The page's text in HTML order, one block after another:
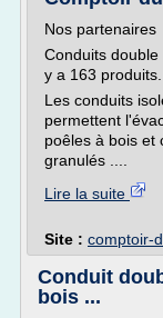
Nos partenaires
Conduits
y a 163 produits.
Les conduits
permettent
poêles à bois et
granulés ....
Lire la suite
Site : comptoir-
Conduit
bois ...